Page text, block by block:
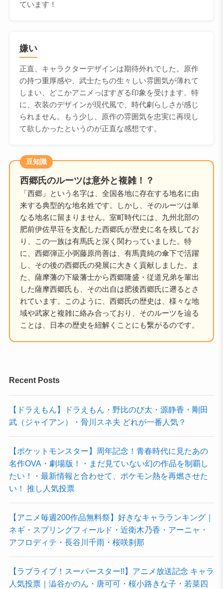
ています！
嫌い
正直、キャラクターデザインは期待外れでした。原作
の持つ重厚感や、武士たちの生々しい雰囲気が薄れて
しまい、どこかアニメっぽすぎる印象を受けます。特
に、衣装のデザインが現代風で、時代劇らしさが感じ
られません。もう少し、原作の雰囲気を忠実に再現し
て欲しかったというのが正直な感想です。
豆知識
西郷氏のルーツは意外と複雑！？
「西郷」という名字は、全国各地に存在する地名に由
来する典型的な地名姓です。しかし、そのルーツは単
なる地名に留まりません。室町時代には、九州北部の
肥前伊佐早荘を支配した西郷氏が歴史に名を残してお
り、この一族は有馬氏と深く関わっていました。特
に、西郷弾正小弼藤原尚善は、有馬貴純の傘下で活躍
し、その後の西郷氏の発展に大きく貢献しました。ま
た、薩摩藩の下級藩士から西郷隆盛・従道兄弟を輩出
した薩摩西郷氏も、その出自は肥後西郷氏に遡るとさ
れています。このように、西郷氏の歴史は、様々な地
域や武家と複雑に絡み合っており、そのルーツを辿る
ことは、日本の歴史を紐解くことにも繋がるのです。
Recent Posts
【ドラえもん】ドラえもん・野比のび太・源静香・剛田
武（ジャイアン）・骨川スネ夫 どれが一番人気？
【ポケットモンスター】周年記念！青春時代に見たあの
名作OVA・劇場版！・まだ見ていない幻の作品を制覇し
たい！・最新情報と合わせて、ポケモン熱を再燃させた
い！ 推し人気投票
【アニメ毎週200作品無料祭】好きなキャラランキング｜
ネギ・スプリングフィールド・近衛木乃香・アーニャ・
アフロディテ・長谷川千雨・桜咲刹那
【ラブライブ！スーパースター!!】アニメ放送記念 キャラ
人気投票｜澁谷かのん・唐可可・桜小路きな子・若菜四